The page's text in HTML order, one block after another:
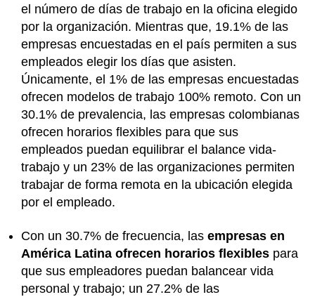
el número de días de trabajo en la oficina elegido
por la organización. Mientras que, 19.1% de las
empresas encuestadas en el país permiten a sus
empleados elegir los días que asisten.
Únicamente, el 1% de las empresas encuestadas
ofrecen modelos de trabajo 100% remoto. Con un
30.1% de prevalencia, las empresas colombianas
ofrecen horarios flexibles para que sus
empleados puedan equilibrar el balance vida-
trabajo y un 23% de las organizaciones permiten
trabajar de forma remota en la ubicación elegida
por el empleado.
Con un 30.7% de frecuencia, las empresas en
América Latina ofrecen horarios flexibles para
que sus empleadores puedan balancear vida
personal y trabajo; un 27.2% de las